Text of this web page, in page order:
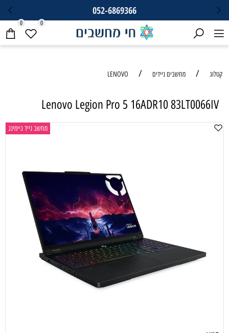
052-6869366
0 0
קטלוג / מחשבים ניידים /
LENOVO
Lenovo Legion Pro 5 16ADR10 83LT0066IV
מחשב נייד גיימינג